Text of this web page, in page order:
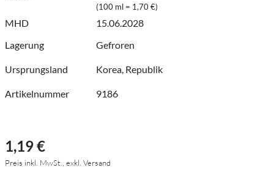
(100 ml = 1,70 €)
MHD
15.06.2028
Lagerung
Gefroren
Ursprungsland Korea, Republik
Artikelnummer 9186
1,19 €
Preis inkl. MwSt., exkl. Versand